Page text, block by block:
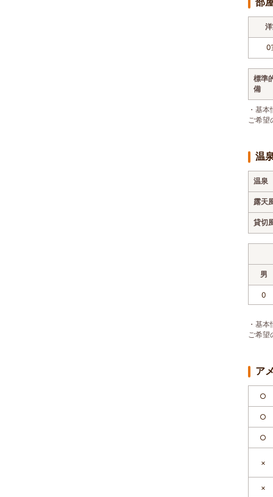
0
標準
備
・基
ご希望
温
温泉
露天
貸切
男
0
・基
ご希望
ア
○
○
○
×
×